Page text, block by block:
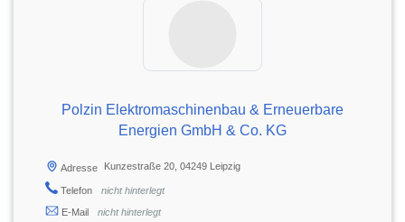
Polzin Elektromaschinenbau & Erneuerbare
Energien GmbH & Co. KG
Adresse Kunzestraße 20, 04249 Leipzig
Telefon
nicht hinterlegt
E-Mail
nicht hinterlegt